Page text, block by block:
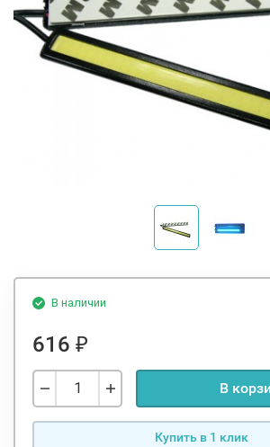
В наличии
616 ₽
В
Купить в 1 клик